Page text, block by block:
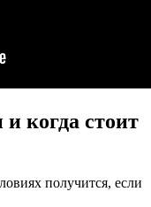
когда стоит
получится, если